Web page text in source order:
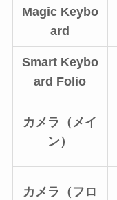
Magic Keybo
ard
Smart Keybo
ard Folio
カメラ（メイ
ン）
カメラ（フロ